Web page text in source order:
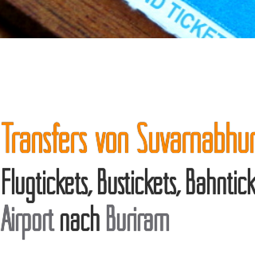
Transfers von
Flugtickets, Bustickets,
Airportnach Buriram